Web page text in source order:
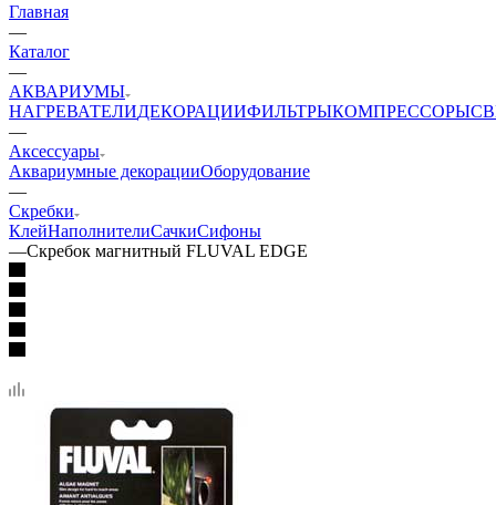
Главная
—
Каталог
—
АКВАРИУМЫ
НАГРЕВАТЕЛИДЕКОРАЦИИФИЛЬТРЫКОМПРЕССОРЫ
—
Аксессуары
Аквариумные декорацииОборудование
—
Скребки
КлейНаполнителиСачкиСифоны
—Скребок магнитный FLUVAL EDGE